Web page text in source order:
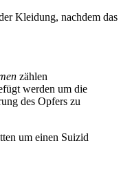
Kleidung, nachdem das
zählen
werden um die
des Opfers zu
um einen Suizid